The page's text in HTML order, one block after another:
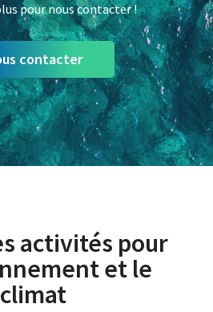
pour nous contacter !
contacter
activités pour
et le
climat